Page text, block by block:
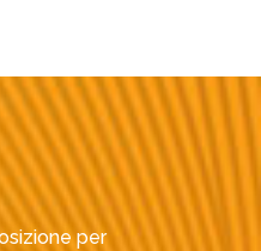
per